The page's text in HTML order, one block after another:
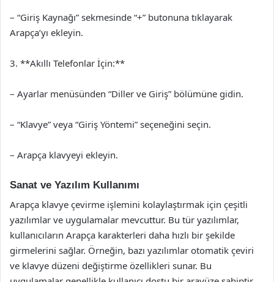
– “Giriş Kaynağı” sekmesinde “+” butonuna tıklayarak
Arapça’yı ekleyin.
3. **Akıllı Telefonlar İçin:**
– Ayarlar menüsünden “Diller ve Giriş” bölümüne gidin.
– “Klavye” veya “Giriş Yöntemi” seçeneğini seçin.
– Arapça klavyeyi ekleyin.
Sanat ve Yazılım Kullanımı
Arapça klavye çevirme işlemini kolaylaştırmak için çeşitli
yazılımlar ve uygulamalar mevcuttur. Bu tür yazılımlar,
kullanıcıların Arapça karakterleri daha hızlı bir şekilde
girmelerini sağlar. Örneğin, bazı yazılımlar otomatik çeviri
ve klavye düzeni değiştirme özellikleri sunar. Bu